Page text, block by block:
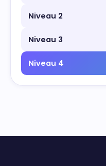
Niveau 2
Niveau 3
Niveau 4